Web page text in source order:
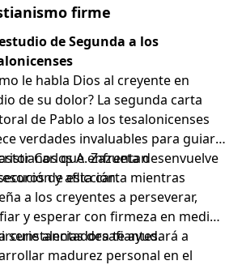
firme
de Segunda a los
le habla Dios al creyente en
de su dolor? La segunda carta
de Pablo a los tesalonicenses
verdades invaluables para guiar a
que enfrentan
y aflicción.
Carlos A. Zazueta desenvuelve
de esta carta mientras
a los creyentes a perseverar,
y esperar con firmeza en medio
desafiantes.
serie alentadora te ayudará a
madurez personal en el